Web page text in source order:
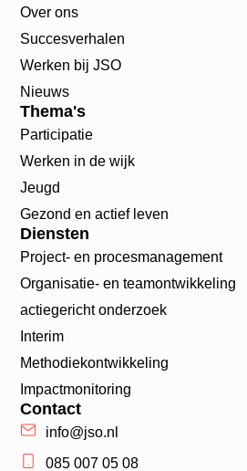
Over ons
Succesverhalen
Werken bij JSO
Nieuws
Thema's
Participatie
Werken in de wijk
Jeugd
Gezond en actief leven
Diensten
Project- en procesmanagement
Organisatie- en teamontwikkeling
actiegericht onderzoek
Interim
Methodiekontwikkeling
Impactmonitoring
Contact
info@jso.nl
085 007 05 08